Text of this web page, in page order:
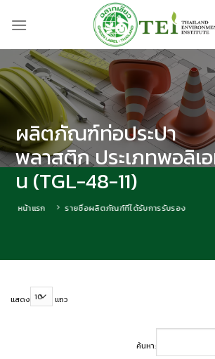
เนื้อหา
ผลิตภัณฑ์ท่อประปา
พลาสติก ประเภทพอลิเ
น (TGL-48-11)
หน้าแรก รายชื่อผลิตภัณฑ์ที่ได้รับการรับรอง
แสดง แถว
ค้นหา: